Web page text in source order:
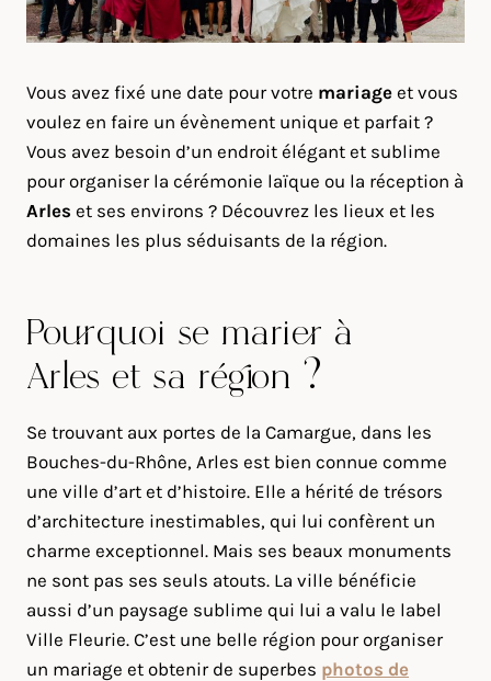
Vous avez fixé une date pour votre mariage et vous
voulez en faire un évènement unique et parfait ?
Vous avez besoin d’un endroit élégant et sublime
pour organiser la cérémonie laïque ou la réception à
Arles et ses environs ? Découvrez les lieux et les
domaines les plus séduisants de la région.
Pourquoi se marier à
Arles et sa région ?
Se trouvant aux portes de la Camargue, dans les
Bouches-du-Rhône, Arles est bien connue comme
une ville d’art et d’histoire. Elle a hérité de trésors
d’architecture inestimables, qui lui confèrent un
charme exceptionnel. Mais ses beaux monuments
ne sont pas ses seuls atouts. La ville bénéficie
aussi d’un paysage sublime qui lui a valu le label
Ville Fleurie. C’est une belle région pour organiser
un mariage et obtenir de superbes photos de